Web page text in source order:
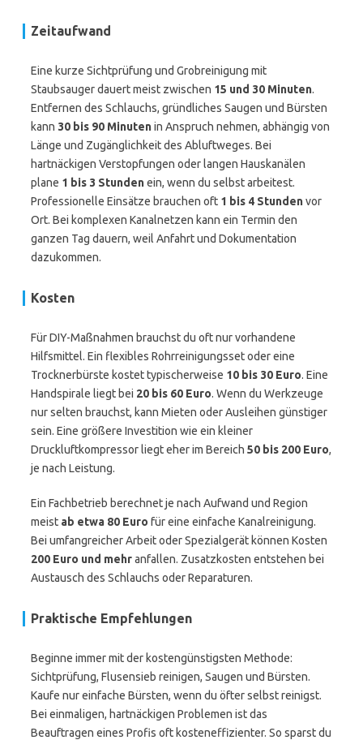
Zeitaufwand
Eine kurze Sichtprüfung und Grobreinigung mit
Staubsauger dauert meist zwischen 15 und 30 Minuten.
Entfernen des Schlauchs, gründliches Saugen und Bürsten
kann 30 bis 90 Minutenin Anspruch nehmen, abhängig von
Länge und Zugänglichkeit des Abluftweges. Bei
hartnäckigen Verstopfungen oder langen Hauskanälen
plane 1 bis 3 Stundenein, wenn du selbst arbeitest.
Professionelle Einsätze brauchen oft 1 bis 4 Stundenvor
Ort. Bei komplexen Kanalnetzen kann ein Termin den
ganzen Tag dauern, weil Anfahrt und Dokumentation
dazukommen.
Kosten
Für DIY-Maßnahmen brauchst du oft nur vorhandene
Hilfsmittel. Ein flexibles Rohrreinigungsset oder eine
Trocknerbürste kostet typischerweise 10 bis 30 Euro. Eine
Handspirale liegt bei 20 bis 60 Euro. Wenn du Werkzeuge
nur selten brauchst, kann Mieten oder Ausleihen günstiger
sein. Eine größere Investition wie ein kleiner
Druckluftkompressor liegt eher im Bereich 50 bis 200 Euro,
je nach Leistung.
Ein Fachbetrieb berechnet je nach Aufwand und Region
meist ab etwa 80 Euro für eine einfache Kanalreinigung.
Bei umfangreicher Arbeit oder Spezialgerät können Kosten
200 Euro und mehranfallen. Zusatzkosten entstehen bei
Austausch des Schlauchs oder Reparaturen.
Praktische Empfehlungen
Beginne immer mit der kostengünstigsten Methode:
Sichtprüfung, Flusensieb reinigen, Saugen und Bürsten.
Kaufe nur einfache Bürsten, wenn du öfter selbst reinigst.
Bei einmaligen, hartnäckigen Problemen ist das
Beauftragen eines Profis oft kosteneffizienter. So sparst du